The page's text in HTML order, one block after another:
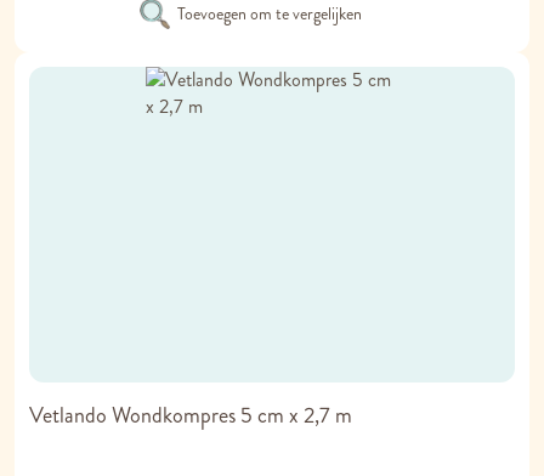
Toevoegen om te vergelijken
Vetlando Wondkompres 5 cm x 2,7 m